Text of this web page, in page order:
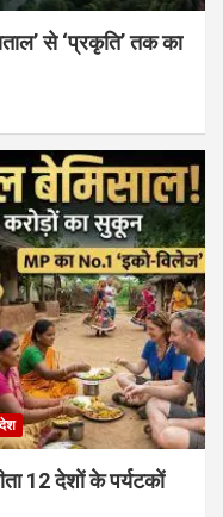
से ‘प्रकृति’ तक का
12 देशों के पर्यटकों